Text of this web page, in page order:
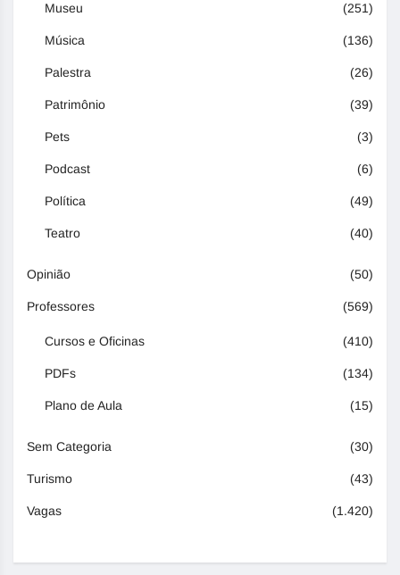
Museu (251)
Música (136)
Palestra (26)
Patrimônio (39)
Pets (3)
Podcast (6)
Política (49)
Teatro (40)
Opinião (50)
Professores (569)
Cursos e Oficinas (410)
PDFs (134)
Plano de Aula (15)
Sem Categoria (30)
Turismo (43)
Vagas (1.420)